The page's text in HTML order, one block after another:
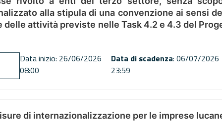
alla stipula di una convenzione ai sensi
attività previste nelle Task 4.2 e 4.3 del
Data inizio: 26/06/2026
08:00
Data di scadenza: 06/07/2026
23:59
di internazionalizzazione per le imprese